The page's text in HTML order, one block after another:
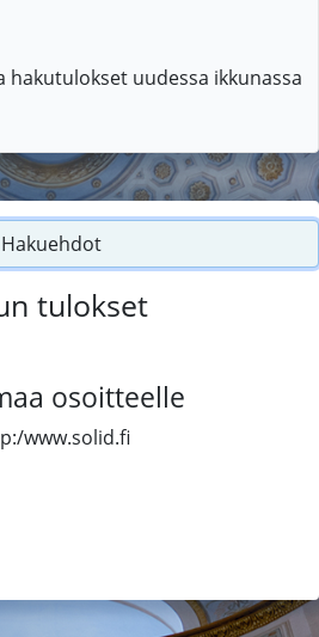
hakutulokset uudessa ikkunassa
Hakuehdot
tulokset
osoitteelle
www.solid.fi